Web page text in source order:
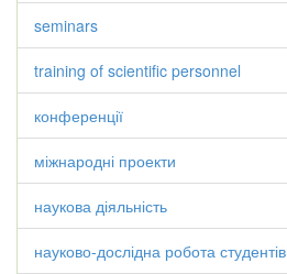
seminars
training of scientific personnel
конференції
міжнародні проекти
наукова діяльність
науково-дослідна робота студентів